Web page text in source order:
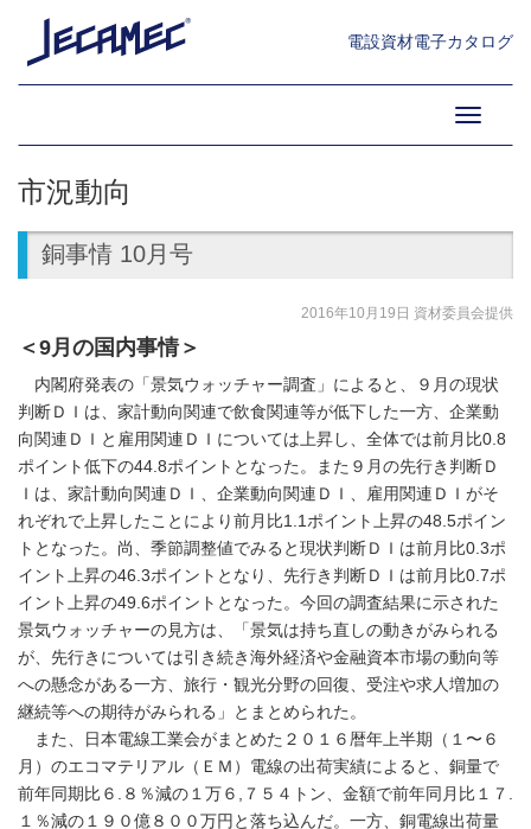
電設資材電子カタログ
Toggle
市況動向
銅事情 10月号
2016年10月19日 資材委員会提供
＜9月の国内事情＞
内閣府発表の「景気ウォッチャー調査」によると、９月の現状
判断ＤＩは、家計動向関連で飲食関連等が低下した一方、企業動
向関連ＤＩと雇用関連ＤＩについては上昇し、全体では前月比0.8
ポイント低下の44.8ポイントとなった。また９月の先行き判断Ｄ
Ｉは、家計動向関連ＤＩ、企業動向関連ＤＩ、雇用関連ＤＩがそ
れぞれで上昇したことにより前月比1.1ポイント上昇の48.5ポイン
トとなった。尚、季節調整値でみると現状判断ＤＩは前月比0.3ポ
イント上昇の46.3ポイントとなり、先行き判断ＤＩは前月比0.7ポ
イント上昇の49.6ポイントとなった。今回の調査結果に示された
景気ウォッチャーの見方は、「景気は持ち直しの動きがみられる
が、先行きについては引き続き海外経済や金融資本市場の動向等
への懸念がある一方、旅行・観光分野の回復、受注や求人増加の
継続等への期待がみられる」とまとめられた。
また、日本電線工業会がまとめた２０１６暦年上半期（１〜６
月）のエコマテリアル（ＥＭ）電線の出荷実績によると、銅量で
前年同期比６.８％減の１万６,７５４トン、金額で前年同月比１７.
１％減の１９０億８００万円と落ち込んだ。一方、銅電線出荷量